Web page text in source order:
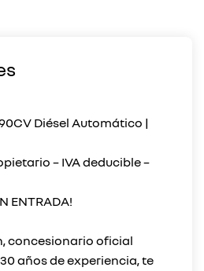
Diésel Automático |
– IVA deducible –
ENTRADA!
concesionario oficial
años de experiencia, te